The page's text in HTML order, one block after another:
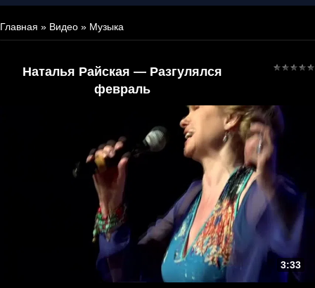
Главная » Видео » Музыка
Наталья Райская — Разгулялся
февраль
3:33